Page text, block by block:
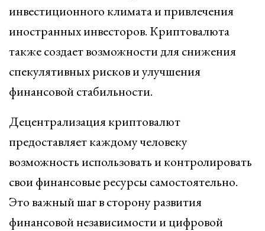
инвестиционного климата и привлечения
иностранных инвесторов. Криптовалюта
также создает возможности для снижения
спекулятивных рисков и улучшения
финансовой стабильности.
Децентрализация криптовалют
предоставляет каждому человеку
возможность использовать и контролировать
свои финансовые ресурсы самостоятельно.
Это важный шаг в сторону развития
финансовой независимости и цифровой